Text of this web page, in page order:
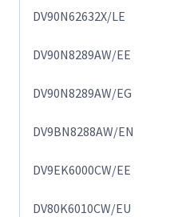
DV90N62632X/LE
DV90N8289AW/EE
DV90N8289AW/EG
DV9BN8288AW/EN
DV9EK6000CW/EE
DV80K6010CW/EU